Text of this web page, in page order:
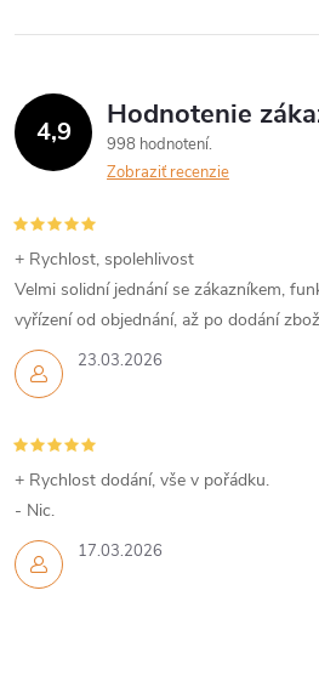
4,9 Hodnotenie
998 hodnotení
Zobraziť recenzie
23.03.2026
+ Rychlost, spolehlivost
Velmi solidní jednání se zákazníkem,
vyřízení od objednání, až po dodání
17.03.2026
+ Rychlost dodání, vše v pořádku.
- Nic.